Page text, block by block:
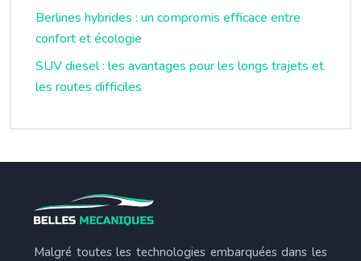
Berlines hybrides : un compromis efficace entre
confort et écologie
SUV diesel : les avantages pour les longs trajets et
les routes difficiles
Malgré toutes les technologies embarquées dans les